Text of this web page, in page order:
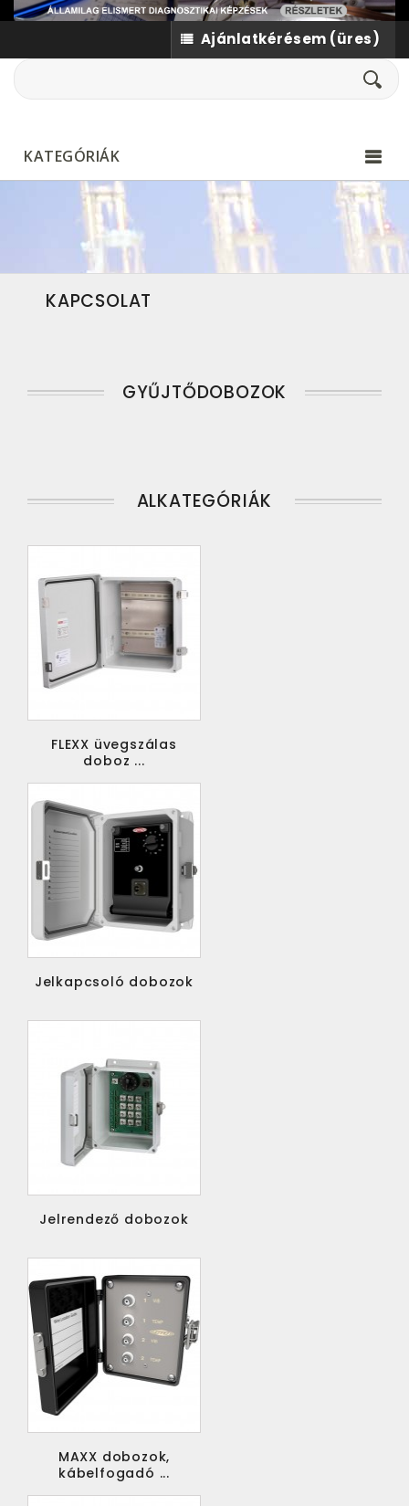
Ajánlatkérésem (üres)
KATEGÓRIÁK
KAPCSOLAT
GYŰJTŐDOBOZOK
ALKATEGÓRIÁK
FLEXX üvegszálas
doboz ...
Jelkapcsoló dobozok
Jelrendező dobozok
MAXX dobozok,
kábelfogadó ...